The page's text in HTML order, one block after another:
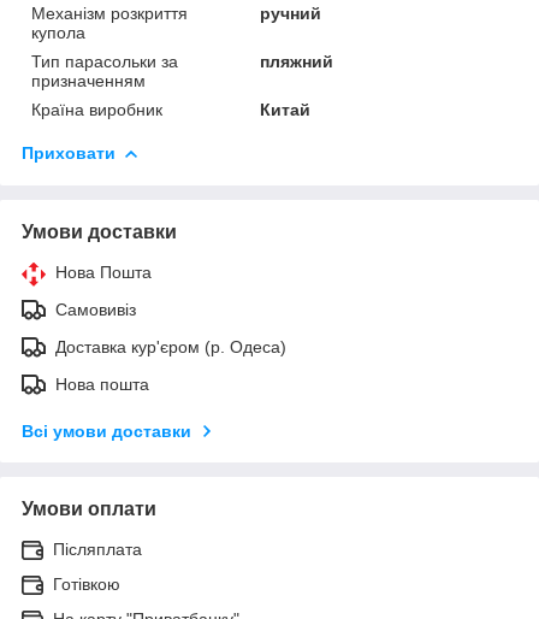
Механізм розкриття
купола
ручний
Тип парасольки за
призначенням
пляжний
Країна виробник Китай
Приховати
Умови доставки
Нова Пошта
Самовивіз
Доставка кур'єром (р. Одеса)
Нова пошта
Всі умови доставки
Умови оплати
Післяплата
Готівкою